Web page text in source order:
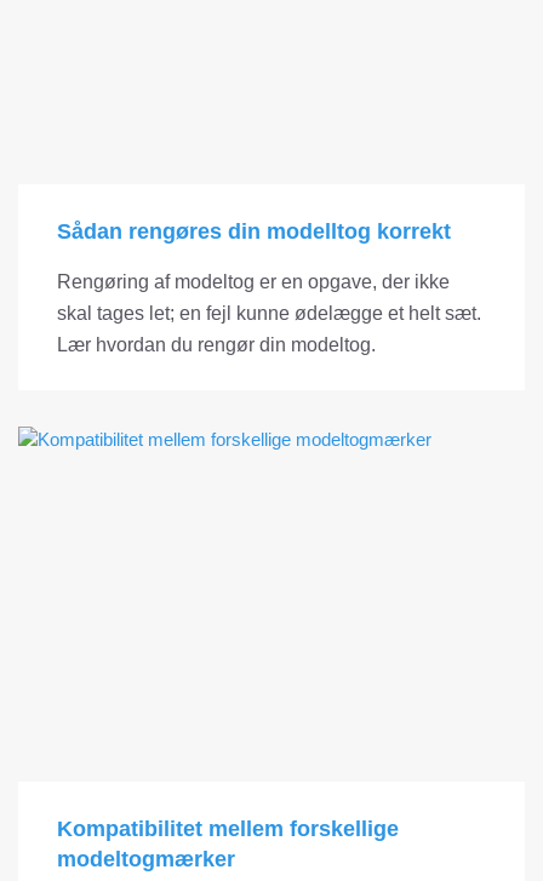
Sådan rengøres din modelltog korrekt
Rengøring af modeltog er en opgave, der ikke
skal tages let; en fejl kunne ødelægge et helt sæt.
Lær hvordan du rengør din modeltog.
Kompatibilitet mellem forskellige
modeltogmærker